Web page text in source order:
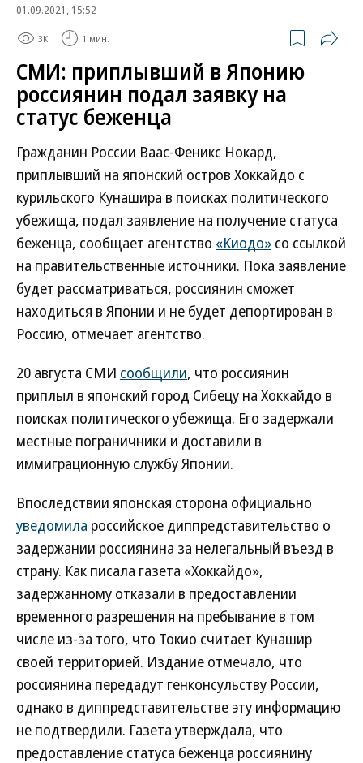
01.09.2021, 15:52
3K 1 мин.
СМИ: приплывший в Японию
россиянин подал заявку на
статус беженца
Гражданин России Ваас-Феникс Нокард,
приплывший на японский остров Хоккайдо с
курильского Кунашира в поисках политического
убежища, подал заявление на получение статуса
беженца, сообщает агентство «Киодо» со ссылкой
на правительственные источники. Пока заявление
будет рассматриваться, россиянин сможет
находиться в Японии и не будет депортирован в
Россию, отмечает агентство.
20 августа СМИ сообщили, что россиянин
приплыл в японский город Сибецу на Хоккайдо в
поисках политического убежища. Его задержали
местные пограничники и доставили в
иммиграционную службу Японии.
Впоследствии японская сторона официально
уведомила российское диппредставительство о
задержании россиянина за нелегальный въезд в
страну. Как писала газета «Хоккайдо»,
задержанному отказали в предоставлении
временного разрешения на пребывание в том
числе из-за того, что Токио считает Кунашир
своей территорией. Издание отмечало, что
россиянина передадут генконсульству России,
однако в диппредставительстве эту информацию
не подтвердили. Газета утверждала, что
предоставление статуса беженца россиянину